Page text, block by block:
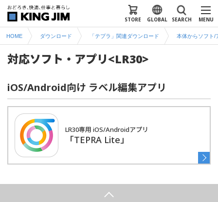
MENU
SEARCH
GLOBAL
STORE
HOME ダウンロード 「テプラ」関連ダウンロード 本体からソフト/
対応ソフト・アプリ<LR30>
iOS/Android向け ラベル編集アプリ
LR30専用 iOS/Androidアプリ
「TEPRA Lite」